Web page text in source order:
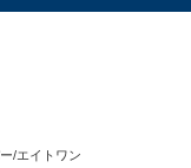
/エイトワン